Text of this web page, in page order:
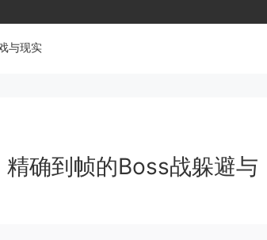
与现实
确到帧的Boss战躲避与